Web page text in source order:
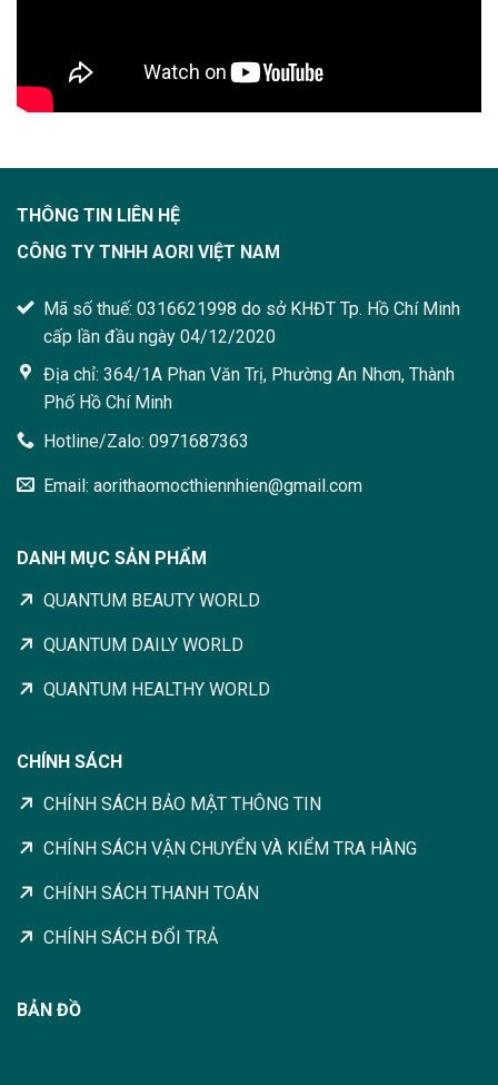
THÔNG TIN LIÊN HỆ
CÔNG TY TNHH AORI VIỆT NAM
Mã số thuế: 0316621998 do sở KHĐT Tp. Hồ Chí Minh
cấp lần đầu ngày 04/12/2020
Địa chỉ: 364/1A Phan Văn Trị, Phường An Nhơn, Thành
Phố Hồ Chí Minh
Hotline/Zalo: 0971687363
Email: aorithaomocthiennhien@gmail.com
DANH MỤC SẢN PHẨM
QUANTUM BEAUTY WORLD
QUANTUM DAILY WORLD
QUANTUM HEALTHY WORLD
CHÍNH SÁCH
CHÍNH SÁCH BẢO MẬT THÔNG TIN
CHÍNH SÁCH VẬN CHUYỂN VÀ KIỂM TRA HÀNG
CHÍNH SÁCH THANH TOÁN
CHÍNH SÁCH ĐỔI TRẢ
BẢN ĐỒ